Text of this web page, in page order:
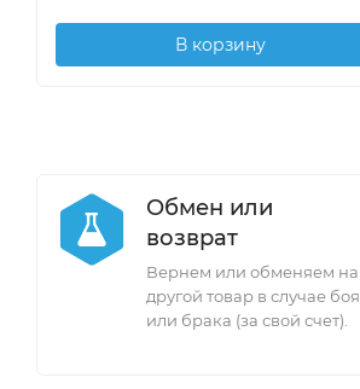
В корзину
Обмен или
возврат
Вернем или обменяем на
другой товар в случае боя
или брака (за свой счет).